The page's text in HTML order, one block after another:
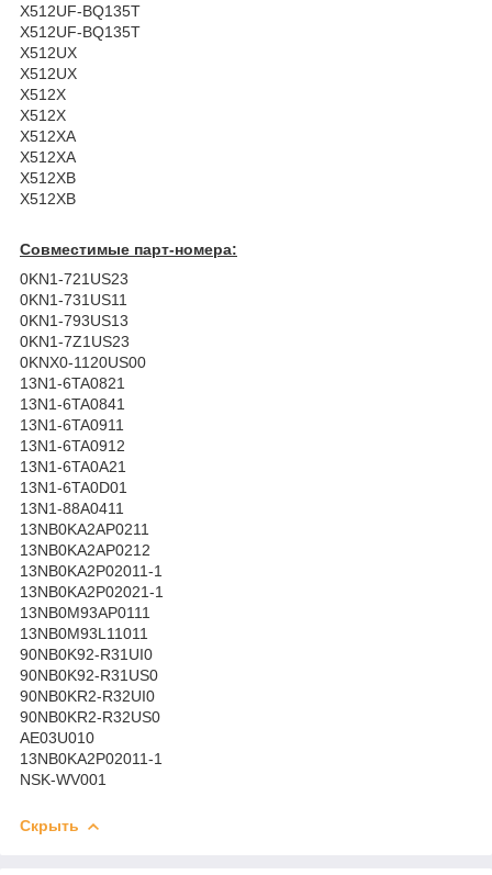
X512UF-BQ135T
X512UF-BQ135T
X512UX
X512UX
X512X
X512X
X512XA
X512XA
X512XB
X512XB
Совместимые парт-номера:
0KN1-721US23
0KN1-731US11
0KN1-793US13
0KN1-7Z1US23
0KNX0-1120US00
13N1-6TA0821
13N1-6TA0841
13N1-6TA0911
13N1-6TA0912
13N1-6TA0A21
13N1-6TA0D01
13N1-88A0411
13NB0KA2AP0211
13NB0KA2AP0212
13NB0KA2P02011-1
13NB0KA2P02021-1
13NB0M93AP0111
13NB0M93L11011
90NB0K92-R31UI0
90NB0K92-R31US0
90NB0KR2-R32UI0
90NB0KR2-R32US0
AE03U010
13NB0KA2P02011-1
NSK-WV001
Скрыть